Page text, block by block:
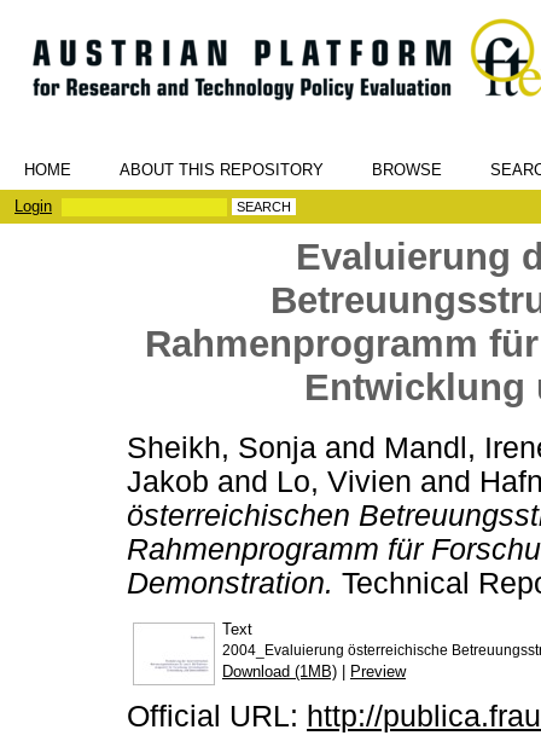
HOME ABOUT THIS REPOSITORY BROWSE
Login
Evaluierung
Rahmenprogramm
Entwicklung
Sheikh, Sonja and Mandl,
Jakob and Lo, Vivien and
österreichischen
Rahmenprogramm für
Demonstration. Technical
Text
2004_Evaluierung österreichische
Download (1MB) | Preview
Official URL: http://